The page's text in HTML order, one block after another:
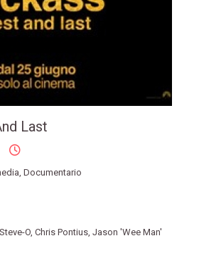
Last
, Documentario
Steve-O, Chris Pontius, Jason 'Wee Man'